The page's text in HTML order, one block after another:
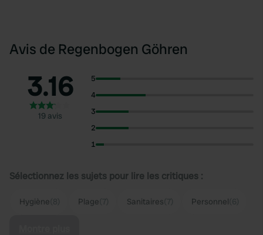
Avis de Regenbogen Göhren
3.16
19 avis
5
4
3
2
1
Sélectionnez les sujets pour lire les critiques :
Hygiène Plage Sanitaires Personnel